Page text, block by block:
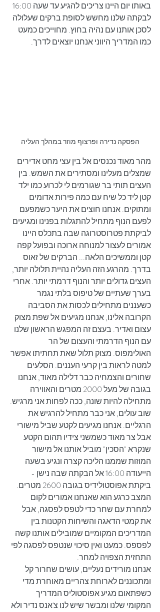
לבקתה שלנו מחשש לסופת ברקים שעלולה
לסכן אותנו עם נהיה בחוץ. מחוייכים כמעט
כמו המדריך היווני אנחנו יוצאים לדרך.
הפסקה נדירה ופרצוף מוזר במהלך העליה
מהר מאוד נכנסים אל בין עצי מחט אדירים
שמצלים מעלינו ומסתירים את השמש. בין
העצים תותי בר שגורמים לי לכרוע כמו ילד
קטן ליד כל שיח עם כמה פירות אדומים
ומתוקים. אנחנו חוצים את היער כשמפעם
לפעם הנוף מתחיל להתגלות בפנינו ומגיעים
לביקתת פטרוסטרוגה שבה בתכלס היינו
אמורים לעצור למנוחה ארוכה ובפועל קפה
קטן וממשיכים הלאה... הברקים של זאוס
בדרך. מהרגע הזה העליה נהיית תלולה יותר,
העצים גדולים יותר והנוף דרמתי יותר. אחרי
בערך שעתיים של טיפוס בלתי נגמר
כשעננים מתחילים לכסות את הסביבה
הקרובה אלינו, אנחנו מגיעים אל שפת מצוק
עצום ואדיר. בעצם זה המפגש הראשון שלנו
עם הנוף הדרמתי והעצום של הר
האולימפוס. מצוק תלול שאת תחתיתו אפשר
למטה לראות בין קרעי העננים. הסלעים
שחורים והצמחיה כבר דלילה מאוד, אנחנו
בגובה של מעל 2000 מטרים והאווירה
מתחילה להיות שונה, ככה לפחות אני מרגיש.
שוב עולים, אני כבר מתחיל להרגיש את
הרגליים. אנחנו מגיעים לקטע שביל מישורי
אבל צר מאוד כשמשני צידיו תהום הקטע
שנקרא "הסכין" מוביל אותנו אל מישור
המוזות שממנו הליכה קצרה ונגיע בשעה
הייעודה 16:00 אל הבקתה שבה נישן -
ביקתת אפוסטולידיס בגובה 2600 מטרים.
המצב כרגע הוא שאנחנו אמורים לקום
למחרת עם שחר כדי לטפס לפסגה, אבל
את קמטי הדאגה והשיחות הקטנות בין
המדריכים המקומיים שמובילים אותנו קשה
לפספס. כמעט ואין סיכוי שנטפס לפסגה לפי
התחזית הצפויה למחר.
אנחנו מורידים נעליים, עושים שחרור קל
ומתכוננים לארוחת צהריים מאוחרת מדי
כשפתאום מגיע אפוסטוליס המדריך
המקומי שלנו ומבשר שיש לנו צ'אנס נדיר ולא